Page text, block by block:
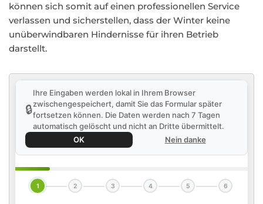
können sich somit auf einen professionellen Service
verlassen und sicherstellen, dass der Winter keine
unüberwindbaren Hindernisse für ihren Betrieb
darstellt.
🔒
Ihre Eingaben werden lokal in Ihrem Browser
zwischengespeichert, damit Sie das Formular später
fortsetzen können. Die Daten werden nach 7 Tagen
automatisch gelöscht und nicht an Dritte übermittelt.
OK
Nein danke
1 2 3 4 5 6